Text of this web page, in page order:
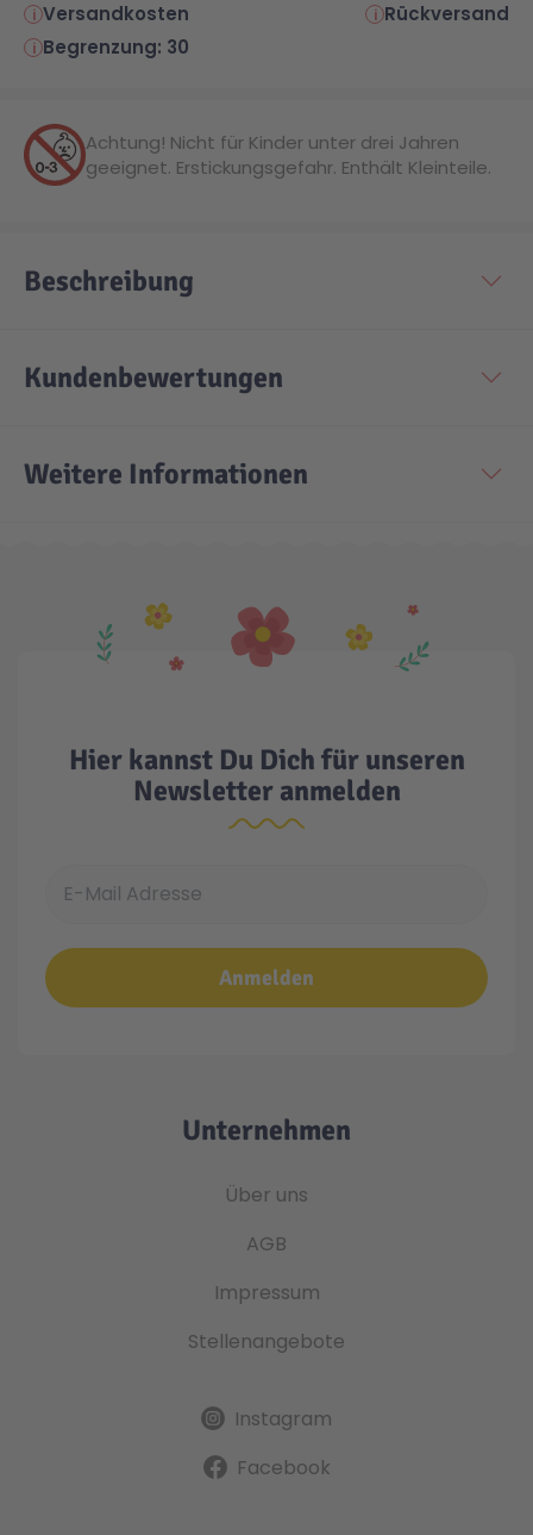
Versandkosten
Rückversand
Begrenzung: 30
Achtung! Nicht für Kinder unter drei Jahren
geeignet. Erstickungsgefahr. Enthält Kleinteile.
Beschreibung
Kundenbewertungen
Weitere Informationen
Hier kannst Du Dich für unseren
Newsletter anmelden
Anmelden
Unternehmen
Über uns
AGB
Impressum
Stellenangebote
Instagram
Facebook